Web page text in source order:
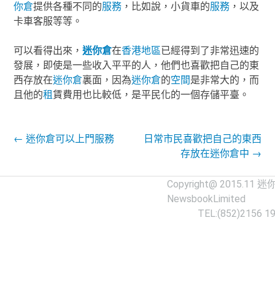
你倉提供各種不同的服務 ，比如說，小貨車的服務 ，以及
卡車客服等等。
可以看得出來，迷你倉在香港地區已經得到了非常迅速的
發展，即使是一些收入平平的人，他們也喜歡把自己的東
西存放在迷你倉裏面，因為迷你倉的空間是非常大的，而
且他的租賃費用也比較低，是平民化的一個存儲平臺。
Post navigation
← 迷你倉可以上門服務
日常市民喜歡把自己的東西
存放在迷你倉中 →
Copyright@ 2015.11迷
NewsbookLimited
TEL:(852)2156